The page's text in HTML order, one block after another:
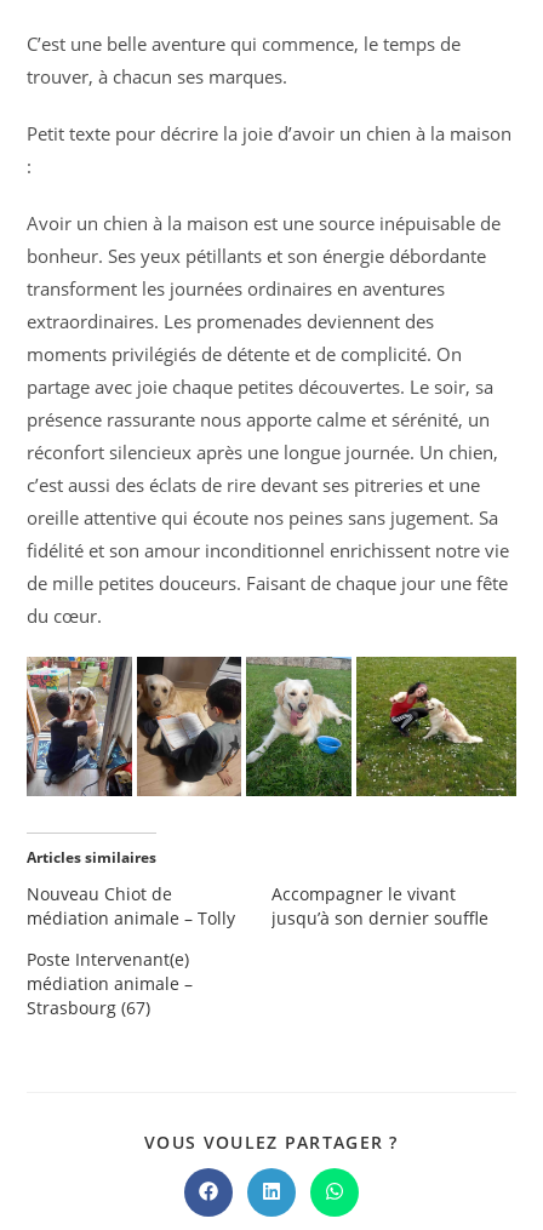
C’est une belle aventure qui commence, le temps de
trouver, à chacun ses marques.
Petit texte pour décrire la joie d’avoir un chien à la maison
:
Avoir un chien à la maison est une source inépuisable de
bonheur. Ses yeux pétillants et son énergie débordante
transforment les journées ordinaires en aventures
extraordinaires. Les promenades deviennent des
moments privilégiés de détente et de complicité. On
partage avec joie chaque petites découvertes. Le soir, sa
présence rassurante nous apporte calme et sérénité, un
réconfort silencieux après une longue journée. Un chien,
c’est aussi des éclats de rire devant ses pitreries et une
oreille attentive qui écoute nos peines sans jugement. Sa
fidélité et son amour inconditionnel enrichissent notre vie
de mille petites douceurs. Faisant de chaque jour une fête
du cœur.
Articles similaires
Nouveau Chiot de
médiation animale – Tolly
Accompagner le vivant
jusqu’à son dernier souffle
Poste Intervenant(e)
médiation animale –
Strasbourg (67)
VOUS VOULEZ PARTAGER ?
Ouvrir
dans
Ouvrir
dans
Ouvrir
dans